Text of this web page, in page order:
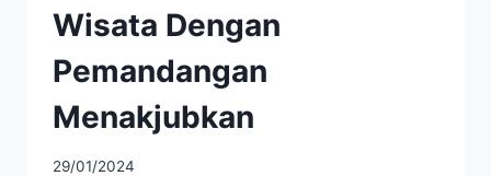
Wisata Dengan
Pemandangan
Menakjubkan
29/01/2024